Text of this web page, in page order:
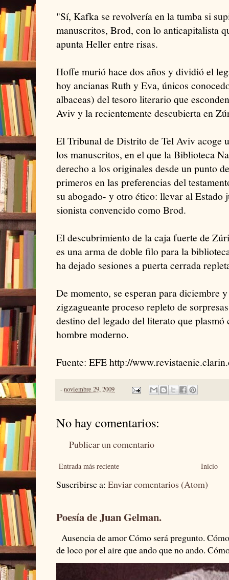
"Sí, Kafka se revolvería en la tumba si
manuscritos, Brod, con lo anticapitalista
apunta Heller entre risas.
Hoffe murió hace dos años y dividió el
hoy ancianas Ruth y Eva, únicos
albaceas) del tesoro literario que
Aviv y la recientemente descubierta en
El Tribunal de Distrito de Tel Aviv acoge
los manuscritos, en el que la Biblioteca
derecho a los originales desde un punto
primeros en las preferencias del
su abogado- y otro ético: llevar al Estado
sionista convencido como Brod.
El descubrimiento de la caja fuerte de
es una arma de doble filo para la
ha dejado sesiones a puerta cerrada
De momento, se esperan para diciembre
zigzagueante proceso repleto de
destino del legado del literato que plasmó
hombre moderno.
Fuente: EFE http://
-noviembre 29, 2009
No hay comentarios:
Publicar un comentario
Entrada más reciente Inicio
Suscribirse a: Enviar comentarios (Atom)
Poesía de Juan Gelman.
Ausencia de amor Cómo será pregunto.
de loco por el aire que ando que no ando.